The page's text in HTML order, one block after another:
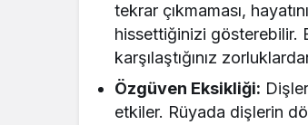
tekrar çıkmaması,
hissettiğinizi gösterebilir.
karşılaştığınız
Özgüven Eksikliği:
etkiler. Rüyada dişlerin